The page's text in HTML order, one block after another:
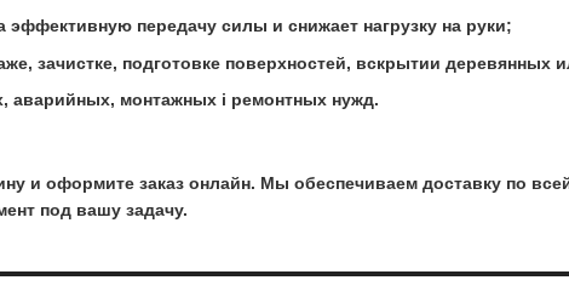
передачу силы и снижает нагрузку на руки;
зачистке, подготовке поверхностей, вскрытии деревянных
аварийных, монтажных і ремонтных нужд.
и оформите заказ онлайн. Мы обеспечиваем доставку по
под вашу задачу.